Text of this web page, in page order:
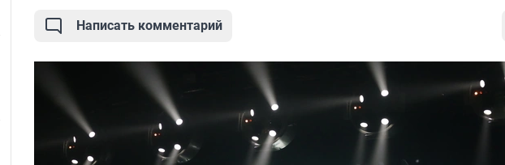
Написать комментарий